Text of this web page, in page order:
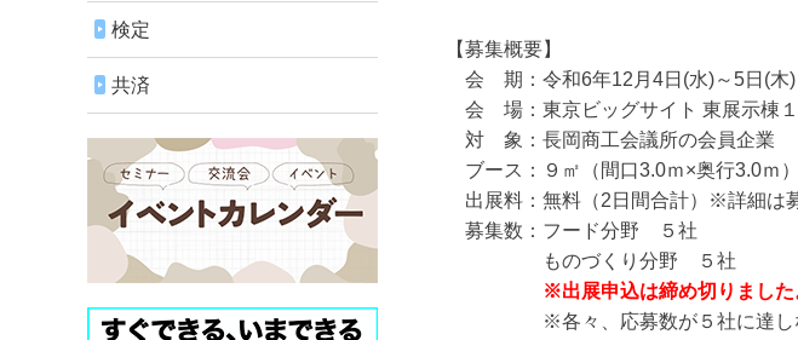
【募集概要】
会 期：令和6年12月4日(水)～5日(木)
会 場：東京ビッグサイト 東展示棟１
対 象：長岡商工会議所の会員企業
ブース：９㎡（間口3.0ｍ×奥行3.0ｍ
出展料：無料（2日間合計）※詳細は募
募集数：フード分野 ５社
ものづくり分野 ５社
※出展申込は締め切りました
※各々、応募数が５社に達しない
検定
共済